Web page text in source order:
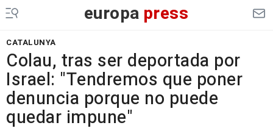
europa press
CATALUNYA
Colau, tras ser deportada por
Israel: "Tendremos que poner
denuncia porque no puede
quedar impune"